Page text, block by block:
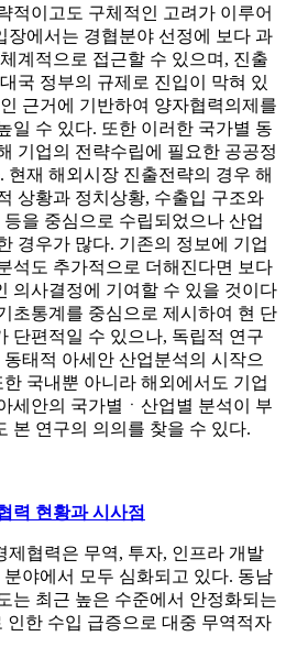
적이고도 구체적인 고려가 이루어
장에서는 경협분야 선정에 보다 과
계적으로 접근할 수 있으며, 진출
국 정부의 규제로 진입이 막혀 있
근거에 기반하여 양자협력의제를
일 수 있다. 또한 이러한 국가별 동
기업의 전략수립에 필요한 공공정
현재 해외시장 진출전략의 경우 해
상황과 정치상황, 수출입 구조와
을 중심으로 수립되었으나 산업
경우가 많다. 기존의 정보에 기업
석도 추가적으로 더해진다면 보다
의사결정에 기여할 수 있을 것이다
초통계를 중심으로 제시하여 현 단
단편적일 수 있으나, 독립적 연구
태적 아세안 산업분석의 시작으
국내뿐 아니라 해외에서도 기업
세안의 국가별ㆍ산업별 분석이 부
본 연구의 의의를 찾을 수 있다.
력 현황과 시사점
협력은 무역, 투자, 인프라 개발
야에서 모두 심화되고 있다. 동남
는 최근 높은 수준에서 안정화되는
인한 수입 급증으로 대중 무역적자